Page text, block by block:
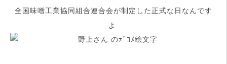
全国味噌工業協同組合連合会が制定した正式な日なんです
よ